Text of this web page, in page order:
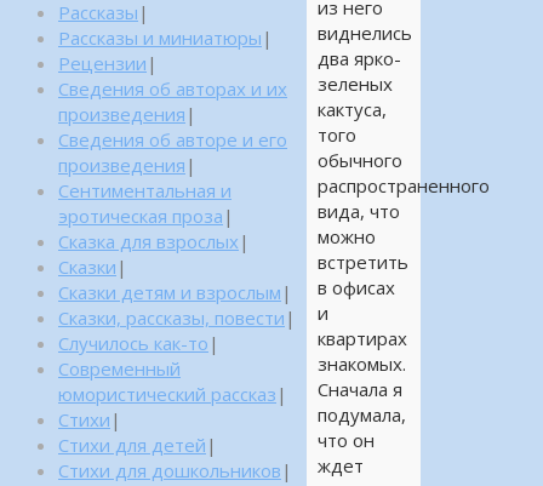
из него
виднелись
два ярко-
зеленых
кактуса,
того
обычного
распространенного
вида, что
можно
встретить
в офисах
и
квартирах
знакомых.
Сначала я
подумала,
что он
ждет
Рассказы |
Рассказы и миниатюры |
Рецензии |
Сведения об авторах и их
произведения |
Сведения об авторе и его
произведения |
Сентиментальная и
эротическая проза |
Сказка для взрослых |
Сказки |
Сказки детям и взрослым |
Сказки, рассказы, повести |
Случилось как-то |
Современный
юмористический рассказ |
Стихи |
Стихи для детей |
Стихи для дошкольников |